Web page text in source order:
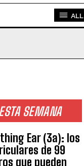
ALL
SEMANA
Ear (3a): los
de 99
que pueden